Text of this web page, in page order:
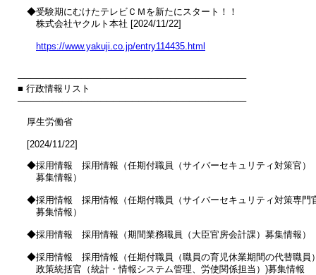
◆受験期にむけたテレビＣＭを新たにスタート！！
株式会社ヤクルト本社 [2024/11/22]
https://www.yakuji.co.jp/entry114435.html
────────────────────────────────────
■ 行政情報リスト
────────────────────────────────────
厚生労働省
[2024/11/22]
◆採用情報　採用情報（任期付職員（サイバーセキュリティ対策官）
募集情報）
◆採用情報　採用情報（任期付職員（サイバーセキュリティ対策専門
募集情報）
◆採用情報　採用情報（期間業務職員（大臣官房会計課）募集情報）
◆採用情報　採用情報（任期付職員（職員の育児休業期間の代替職員
政策統括官（統計・情報システム管理、労使関係担当）)募集情報